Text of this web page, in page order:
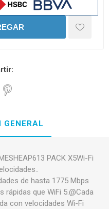
GENERAL
PACK X5Wi-Fi
de hasta 1775 Mbps
rápidas que WiFi 5.@Cada
con velocidades Wi-Fi